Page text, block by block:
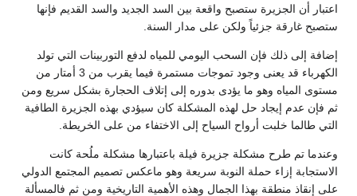
اعتبار أن الجزيرة ستصبح واقعة بين السد الجديد والسد القديم فإنها
ستصبح غارقة جزئياً ولكن على مدار السنة.
إضافة إلى ذلك فإن السحب اليومي للمياه لدفع التوربينات التي تولد
الكهرباء قد يعنى وجود تموجات مستمرة فيما يقرب من 3 أمتار من
مستوى المياه وهو ما يؤدى بدوره إلى إتلاف الحجارة بشكل سريع ومن
ثم فإن عدم إيجاد حل لهذه المشكلة كان سيؤدي بهذه الجزيرة الطافية
التي طالما خلبت أرواح السياح إلى الاختفاء من على الخريطة.
وعندما تم طرح مشكلة جزيرة فيلة باعتبارها مشكلة ملُحة كانت
الاستجابة إزاء حملة النوبة سريعة وهو ماعكس تصميم المجتمع الدولي
على إنقاذ منطقة بهذا الجمال وهذه الأهمية التاريخية ومن ثم فالمسألة